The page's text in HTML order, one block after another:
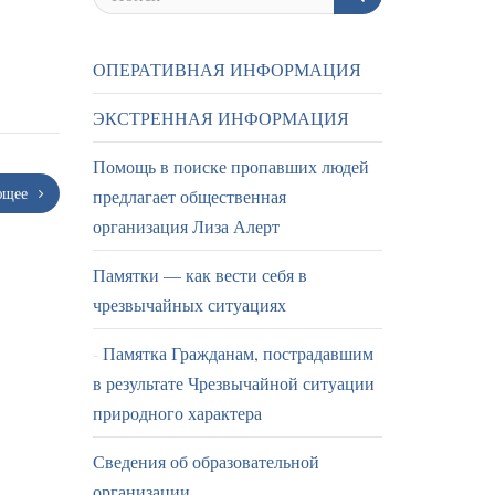
ОПЕРАТИВНАЯ ИНФОРМАЦИЯ
ЭКСТРЕННАЯ ИНФОРМАЦИЯ
Помощь в поиске пропавших людей
предлагает общественная
организация Лиза Алерт
Памятки — как вести себя в
чрезвычайных ситуациях
Памятка Гражданам, пострадавшим
в результате Чрезвычайной ситуации
природного характера
Сведения об образовательной